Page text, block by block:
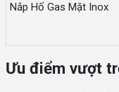
Nắp Hố Gas Mặt Inox
Ưu điểm vượt